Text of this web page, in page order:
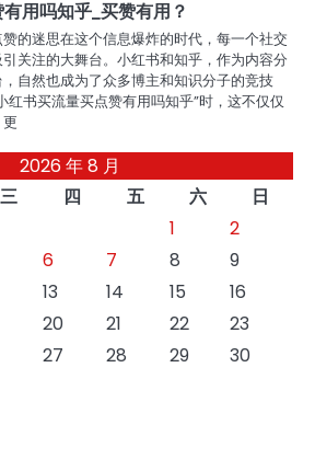
用吗知乎_买赞有用？
的迷思在这个信息爆炸的时代，每一个社交
关注的大舞台。小红书和知乎，作为内容分
自然也成为了众多博主和知识分子的竞技
红书买流量买点赞有用吗知乎”时，这不仅仅
2026 年 8 月
三 四 五 六
日
1
2
6 7 8
9
13 14 15
16
20 21 22
23
27 28 29
30